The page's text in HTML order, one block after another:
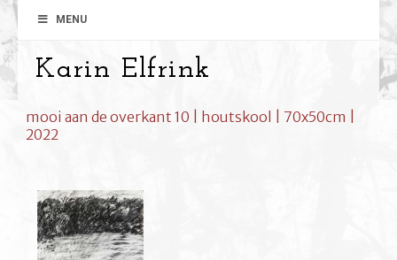
MENU
Karin Elfrink
mooi aan de overkant 10 | houtskool | 70x50cm |
2022